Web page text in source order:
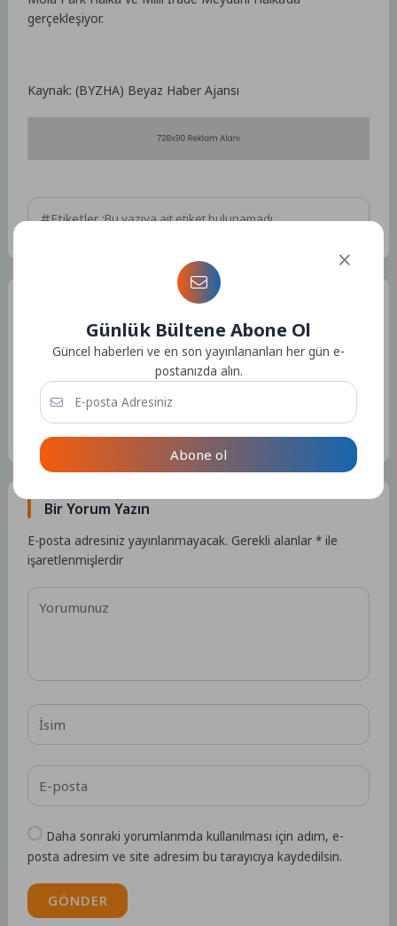
gerçekleşiyor.
Kaynak: (BYZHA) Beyaz Haber Ajansı
Etiketler :Bu yazıya ait etiket bulunamadı.
Kullanıcıya ait herhangi bir sosyal medya veya iletişim bilgisi
bulunmamaktadır.
15276 Yazı
Bir Yorum Yazın
E-posta adresiniz yayınlanmayacak. Gerekli alanlar* ile
işaretlenmişlerdir
Daha sonraki yorumlarımda kullanılması için adım, e-
posta adresim ve site adresim bu tarayıcıya kaydedilsin.
GÖNDER
Günlük Bültene Abone Ol
Güncel haberleri ve en son yayınlananları her gün e-
postanızda alın.
Abone ol